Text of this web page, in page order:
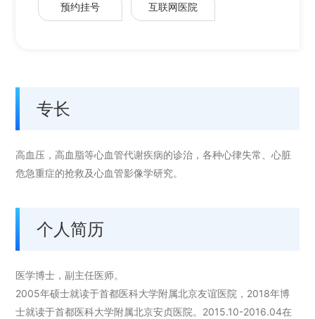
预约挂号 互联网医院
专长
高血压，高血脂等心血管代谢疾病的诊治，各种心律失常、心脏
危急重症的抢救及心血管影像学研究。
个人简历
医学博士，副主任医师。
2005年硕士就读于首都医科大学附属北京友谊医院，2018年博
士就读于首都医科大学附属北京安贞医院。2015.10-2016.04在